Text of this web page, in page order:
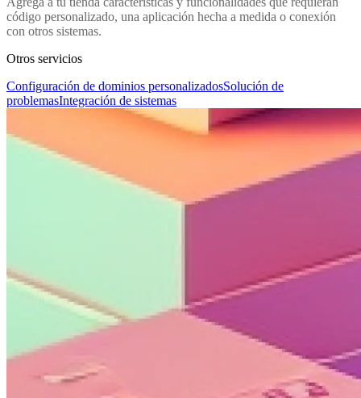
código personalizado, una aplicación hecha a medida o conexión
con otros sistemas.
Otros servicios
Configuración de dominios personalizadosSolución de
problemasIntegración de sistemas